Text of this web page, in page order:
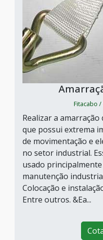
Fitacabo /
Realizar a
que possui extrema
de movimentação e
no setor industrial.
usado
manutenção
Colocação e
Entre outros. &Ea...